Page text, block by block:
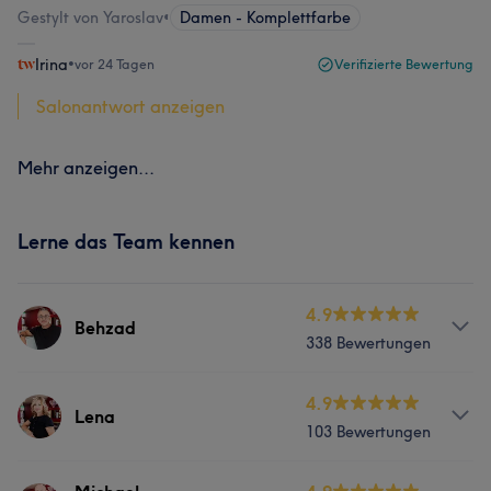
Gestylt von Yaroslav• Damen - Komplettfarbe
Irina•vor 24 Tagen Verifizierte Bewertung
Salonantwort anzeigen
Mehr anzeigen...
Lerne das Team kennen
Behzad
4.9
338 Bewertungen
Services
Lena
4.9
103 Bewertungen